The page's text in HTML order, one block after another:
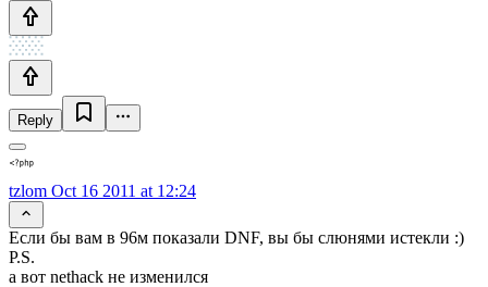
Reply
tzlom Oct 16 2011 at 12:24
Если бы вам в 96м показали DNF, вы бы слюнями истекли :)
P.S.
а вот nethack не изменился